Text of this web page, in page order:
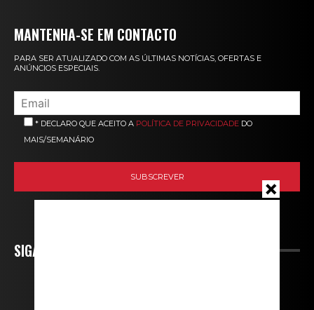
MANTENHA-SE EM CONTACTO
PARA SER ATUALIZADO COM AS ÚLTIMAS NOTÍCIAS, OFERTAS E
ANÚNCIOS ESPECIAIS.
* DECLARO QUE ACEITO A POLÍTICA DE PRIVACIDADE DO
MAIS/SEMANÁRIO
SIGA-NOS